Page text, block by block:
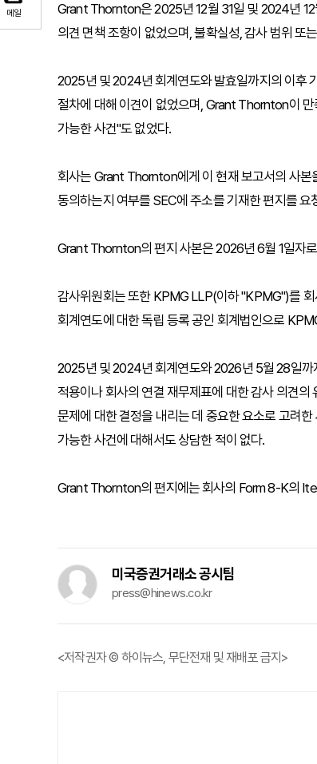
메일
Grant Thornton은 2025년 12월 31일 및 2024년
의견 면책 조항이 없었으며, 불확실성, 감사 범위 또
2025년 및 2024년 회계연도와 발효일까지의 이후
절차에 대해 이견이 없었으며, Grant Thornton이
가능한 사건"도 없었다.
회사는 Grant Thornton에게 이 현재 보고서의 사
동의하는지 여부를 SEC에 주소를 기재한 편지를 요
Grant Thornton의 편지 사본은 2026년 6월 1일자
감사위원회는 또한 KPMG LLP(이하 "KPMG")를
회계연도에 대한 독립 등록 공인 회계법인으로
2025년 및 2024년 회계연도와 2026년 5월 28일까
적용이나 회사의 연결 재무제표에 대한 감사 의견
문제에 대한 결정을 내리는 데 중요한 요소로 고려
가능한 사건에 대해서도 상담한 적이 없다.
Grant Thornton의 편지에는 회사의 Form 8-K의
미국증권거래소 공시팀
press@hinews.co.kr
<저작권자 © 하이뉴스, 무단전재 및 재배포 금지>